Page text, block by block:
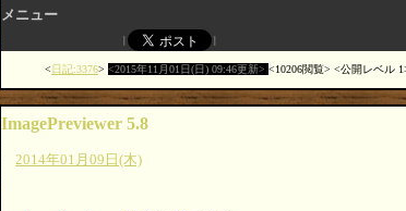
メニュー
日記:3376 2015年11月01日(日) 09:46更新 10206閲覧 公開レベル 1
ImagePreviewer 5.8
2014年01月09日(木)